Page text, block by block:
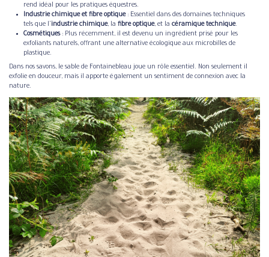
rend idéal pour les pratiques équestres.
Industrie chimique et fibre optique: Essentiel dans des domaines techniques
tels que l'industrie chimique, la fibre optique, et la céramique technique.
Cosmétiques: Plus récemment, il est devenu un ingrédient prisé pour les
exfoliants naturels, offrant une alternative écologique aux microbilles de
plastique.
Dans nos savons, le sable de Fontainebleau joue un rôle essentiel. Non seulement il
exfolie en douceur, mais il apporte également un sentiment de connexion avec la
nature.